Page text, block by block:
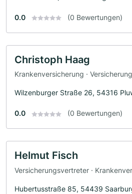
0.0 (0 Bewertungen)
Christoph Haag
Krankenversicherung ·
Wilzenburger Straße 26, 54316
0.0 (0 Bewertungen)
Helmut Fisch
Versicherungsvertreter ·
Hubertusstraße 85, 54439